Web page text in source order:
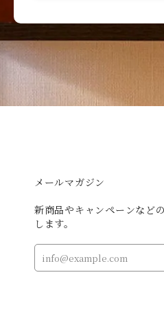
メールマガジン
新商品やキャンペーンなど
します。